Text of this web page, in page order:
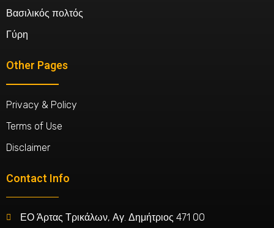
Βασιλικός πολτός
Γύρη
Other Pages
Privacy & Policy
Terms of Use
Disclaimer
Contact Info
ΕΟ Άρτας Τρικάλων, Αγ. Δημήτριος 471 00